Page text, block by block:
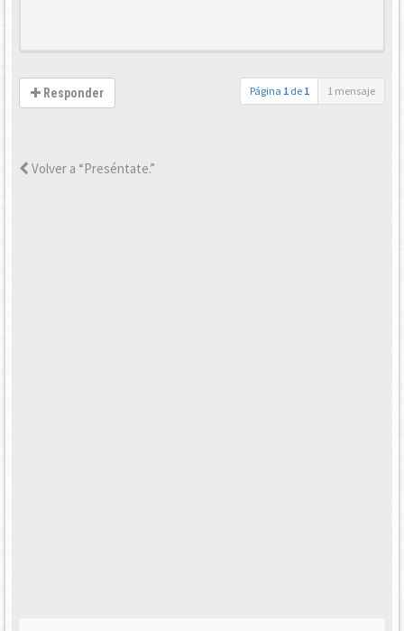
Responder Página 1 de 1 1 mensaje
Volver a “Preséntate.”